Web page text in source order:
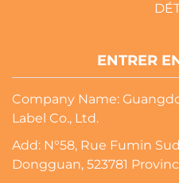
ENTRER
Company Name:
Label Co., Ltd.
Add: N°58, Rue Fumin
Dongguan, 523781